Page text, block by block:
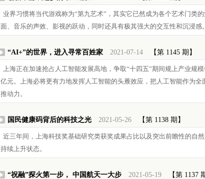
业界习惯将当代游戏称为“第九艺术”，其实它已然成为各个艺术门类
面、音乐的声效、影视的跃动，同时还具有极其强大的交互性和沉浸感。
“AI+”的世界，进入寻常百姓家 2021-07-14 【第 1145 期】
上海正在加速抢占人工智能发展高地，争取“十四五”期间规上产业规
亿元。上海必将更有力地发挥人工智能的头雁效应，把人工智能作为
推动力。
国民健康码背后的科技之光 2021-05-26 【第 1138 期】
近三年间，上海科技奖基础研究类获奖成果占比以及突出前瞻性的自
持续上升状态。
“祝融”探火第一步， 中国航天一大步 2021-05-19 【第 1137